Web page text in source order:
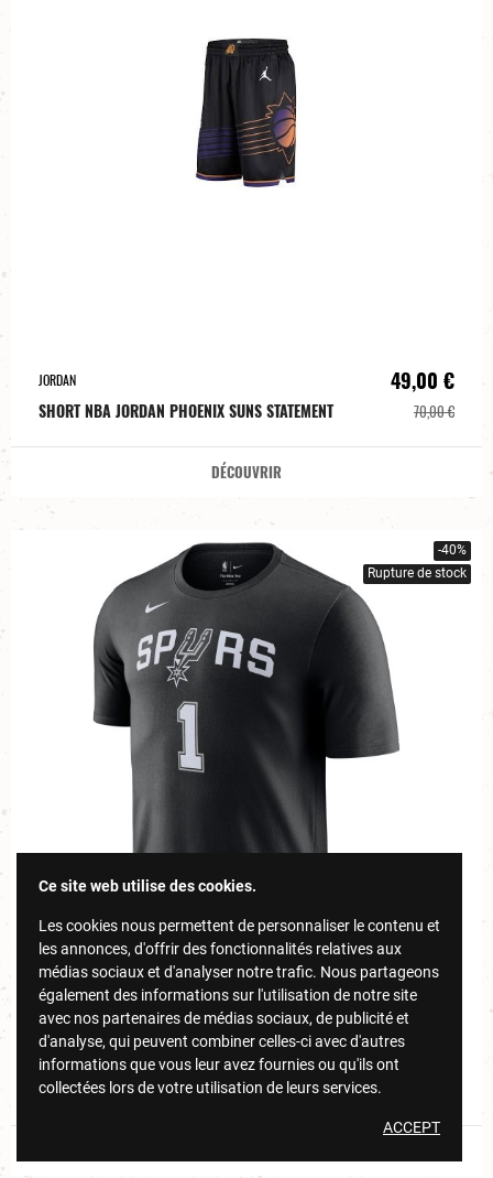
JORDAN
SHORT NBA JORDAN PHOENIX SUNS STATEMENT
49,00 €
70,00 €
DÉCOUVRIR
-40%
Rupture de stock
NIKE
T-SHIRT NIKE VICTOR WEMBANYAMA SAN ANTONIO
SPURS ICON EDITION
21,00 €
Ce site web utilise des cookies.
Les cookies nous permettent de personnaliser le contenu et
les annonces, d'offrir des fonctionnalités relatives aux
médias sociaux et d'analyser notre trafic. Nous partageons
également des informations sur l'utilisation de notre site
avec nos partenaires de médias sociaux, de publicité et
d'analyse, qui peuvent combiner celles-ci avec d'autres
informations que vous leur avez fournies ou qu'ils ont
collectées lors de votre utilisation de leurs services.
ACCEPT